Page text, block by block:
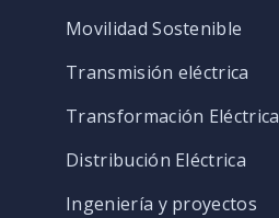
Movilidad Sostenible
Transmisión eléctrica
Transformación Eléctrica
Distribución Eléctrica
Ingeniería y proyectos